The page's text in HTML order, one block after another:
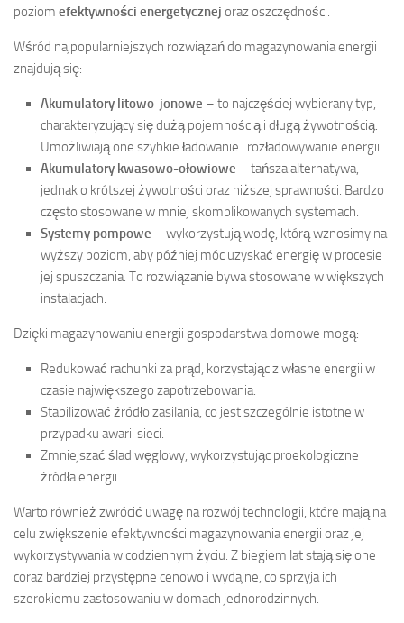
poziom efektywności energetycznej oraz oszczędności.
Wśród najpopularniejszych rozwiązań do magazynowania energii
znajdują się:
Akumulatory litowo-jonowe – to najczęściej wybierany typ,
charakteryzujący się dużą pojemnością i długą żywotnością.
Umożliwiają one szybkie ładowanie i rozładowywanie energii.
Akumulatory kwasowo-ołowiowe – tańsza alternatywa,
jednak o krótszej żywotności oraz niższej sprawności. Bardzo
często stosowane w mniej skomplikowanych systemach.
Systemy pompowe – wykorzystują wodę, którą wznosimy na
wyższy poziom, aby później móc uzyskać energię w procesie
jej spuszczania. To rozwiązanie bywa stosowane w większych
instalacjach.
Dzięki magazynowaniu energii gospodarstwa domowe mogą:
Redukować rachunki za prąd, korzystając z własne energii w
czasie największego zapotrzebowania.
Stabilizować źródło zasilania, co jest szczególnie istotne w
przypadku awarii sieci.
Zmniejszać ślad węglowy, wykorzystując proekologiczne
źródła energii.
Warto również zwrócić uwagę na rozwój technologii, które mają na
celu zwiększenie efektywności magazynowania energii oraz jej
wykorzystywania w codziennym życiu. Z biegiem lat stają się one
coraz bardziej przystępne cenowo i wydajne, co sprzyja ich
szerokiemu zastosowaniu w domach jednorodzinnych.